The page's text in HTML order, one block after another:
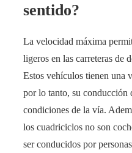
sentido?
La velocidad máxima
ligeros en las carreteras de
Estos vehículos tienen una
por lo tanto, su conducción
condiciones de la vía.
los cuadriciclos no son
ser conducidos por